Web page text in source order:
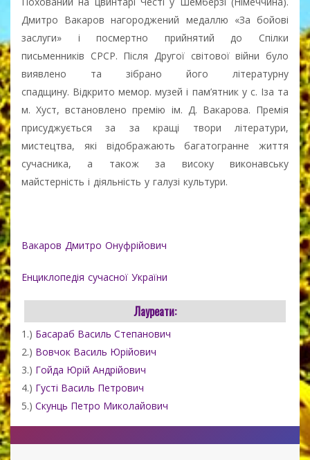
Дмитро Вакаров нагороджений медаллю «За бойові
заслуги» і посмертно прийнятий до Спілки
письменників СРСР. Після Другої світової війни було
виявлено та зібрано його літературну
спадщину. Відкрито мемор. музей і пам’ятник у с. Іза та
м. Хуст, встановлено премію ім. Д. Вакарова. Премія
присуджується за за кращі твори літератури,
мистецтва, які відображають багатогранне життя
сучасника, а також за високу виконавську
майстерність і діяльність у галузі культури.
Вакаров Дмитро Онуфрійович
Енциклопедія сучасної України
Лауреати:
1.) Басараб Василь Степанович
2.) Вовчок Василь Юрійович
3.) Гойда Юрій Андрійович
4.) Густі Василь Петрович
5.) Скунць Петро Миколайович